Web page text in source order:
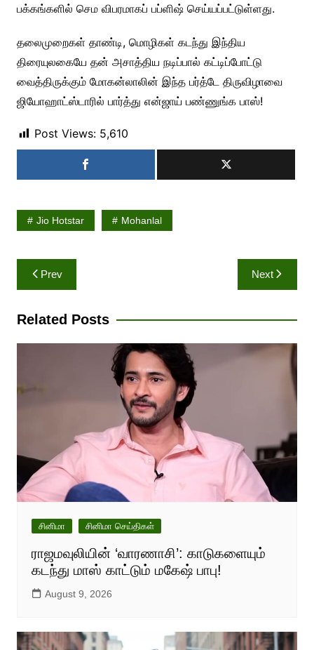
பக்கங்களில் செம விபரமாகப் பப்ளிஷ் செய்யப்பட்டுள்ளது.
தலைமுறைகள் தாண்டி, மொழிகள் கடந்து இந்திய
திரையுலகையே தன் அசாத்திய நடிப்பால் கட்டிப்போட்டு
வைத்திருக்கும் மோகன்லாலின் இந்த பர்த்டே திருவிழாவை
ஜியோஹாட்ஸ்டாரில் பார்த்து என்ஜாய் பண்ணுங்க பாஸ்!
Post Views: 5,610
Jio Hotstar Mohanlal
Post
navigation
Prev Next
Related Posts
சினிமா சினிமா செய்திகள்
ராஜமவுலியின் ‘வாரணாசி’: காடுகளையும்
கடந்து மாஸ் காட்டும் மகேஷ் பாபு!
August 9, 2026